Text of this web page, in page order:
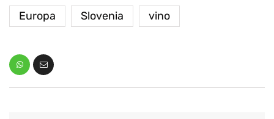
Europa Slovenia vino